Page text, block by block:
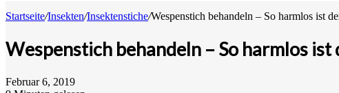
Startseite/Insekten/Insektenstiche/Wespenstich behandeln – So harmlos ist
Wespenstich behandeln – So harmlos
Februar 6, 2019